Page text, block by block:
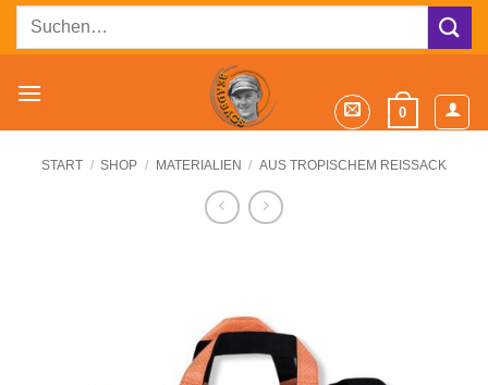
ZumSuchen
0
START / SHOP / MATERIALIEN / AUS TROPISCHEM REISSACK